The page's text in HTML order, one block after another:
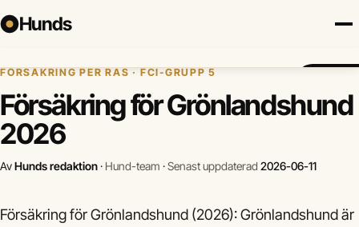
Hunds
Försäkring Hundraser Lokalt Valp
FÖRSÄKRING PER RAS · FCI-GRUPP 5
Försäkring för Grönlandshund
2026
AvHunds redaktion· Hund-team ·Senast uppdaterad 2026-06-11
Försäkring för Grönlandshund (2026): Grönlandshund är